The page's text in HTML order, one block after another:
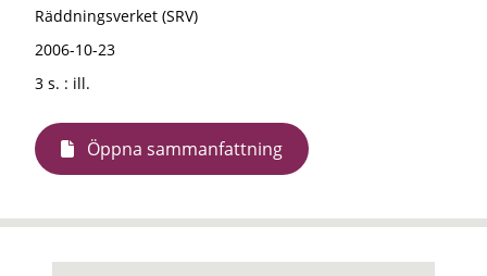
Räddningsverket (SRV)
2006-10-23
3 s. : ill.
Öppna sammanfattning